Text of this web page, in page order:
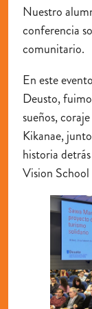
Nuestro
conferencia
comunitario.
En este
Deusto,
sueños,
Kikanae,
historia
Vision